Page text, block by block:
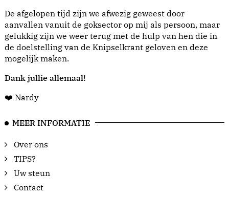
De afgelopen tijd zijn we afwezig geweest door
aanvallen vanuit de goksector op mij als persoon, maar
gelukkig zijn we weer terug met de hulp van hen die in
de doelstelling van de Knipselkrant geloven en deze
mogelijk maken.
Dank jullie allemaal!
❤️ Nardy
MEER INFORMATIE
Over ons
TIPS?
Uw steun
Contact